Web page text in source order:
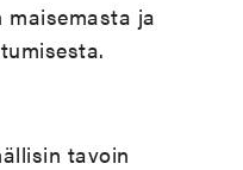
maisemasta ja
tavoin